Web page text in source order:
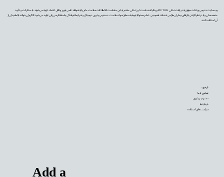
وب‌سایت «دیجی‌پزشک» موفق به دریافت نشان PIF TICK بریتانیا شده است. این نشان معتبر به این معناست که اطلاعات سلامت ما بر پایه شواهد علمی به‌روز و قابل اعتماد تهیه می‌شوند، با مشارکت و تأیید
متخصصان و با در نظر گرفتن نیازهای بیماران طراحی شده‌اند. همچنین، تمام محتوا با توجه به سطح سواد سلامت، دسترس‌پذیری دیجیتال و شرایط فرهنگی جامعه فارسی‌زبان تولید می‌شود تا کاربران بتوانند با اطمینان از
آن استفاده کنند.
بازخورد
تماس با ما
دسترس‌پذیری
درباره ما
سیاست‌های استفاده